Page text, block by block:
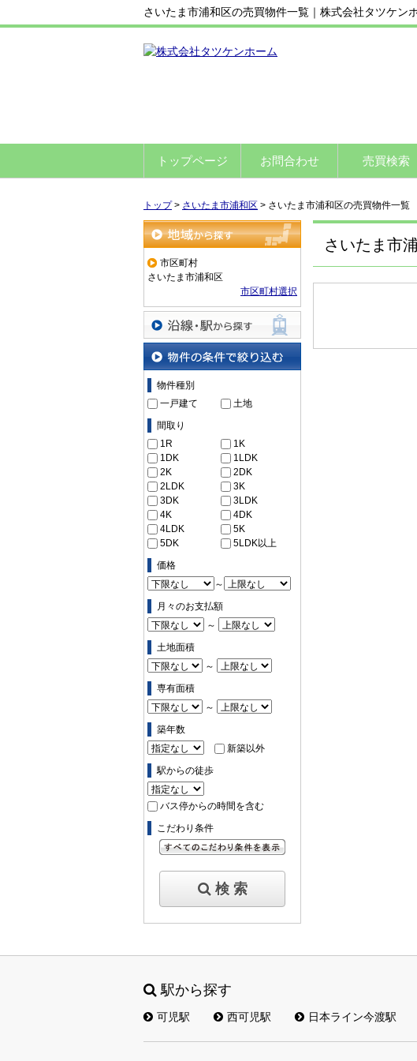
さいたま市浦和区の売買物件一覧｜株式会社タツケン
トップページ お問合わせ 売買検索
トップ> さいたま市浦和区 > さいたま市浦和区の売買物件一覧
地域から探す
市区町村
さいたま市浦和区
市区町村選択
沿線・駅から探す
物件の条件で絞り込む
物件種別
一戸建て
土地
間取り
1R
1K
1DK
1LDK
2K
2DK
2LDK
3K
3DK
3LDK
4K
4DK
4LDK
5K
5DK
5LDK以上
価格
～
月々のお支払額
～
土地面積
～
専有面積
～
築年数
新築以外
駅からの徒歩
バス停からの時間を含む
こだわり条件
検 索
さいたま市
駅から探す
可児駅 西可児駅 日本ライン今渡駅